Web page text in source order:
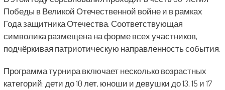
Победы в Великой Отечественной войне и в рамках
Года защитника Отечества. Соответствующая
символика размещена на форме всех участников,
подчёркивая патриотическую направленность события.
Программа турнира включает несколько возрастных
категорий: дети до 10 лет, юноши и девушки до 13, 15 и 17